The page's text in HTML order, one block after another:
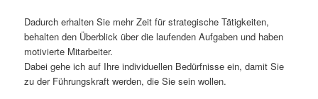
Dadurch erhalten Sie mehr Zeit für strategische Tätigkeiten,
behalten den Überblick über die laufenden Aufgaben und haben
motivierte Mitarbeiter.
Dabei gehe ich auf Ihre individuellen Bedürfnisse ein, damit Sie
zu der Führungskraft werden, die Sie sein wollen.